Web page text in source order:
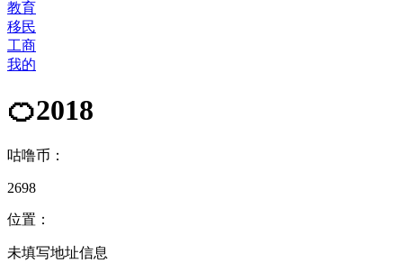
教育
移民
工商
我的
🍊2018
咕噜币：
2698
位置：
未填写地址信息